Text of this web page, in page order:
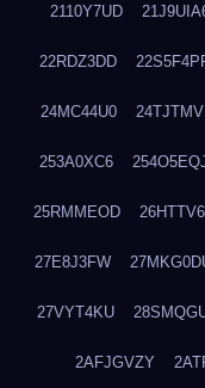
2110Y7UD
22RDZ3DD
24MC44U0
253A0XC6
25RMMEOD
27E8J3FW
27VYT4KU
2AFJGVZY